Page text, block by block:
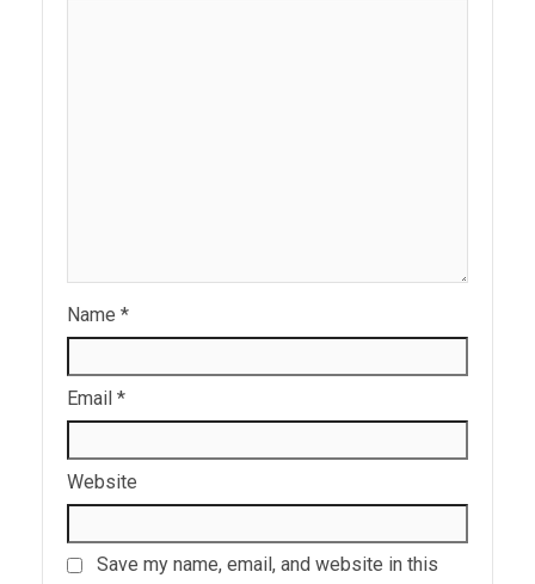
Name *
Email *
Website
Save my name, email, and website in this